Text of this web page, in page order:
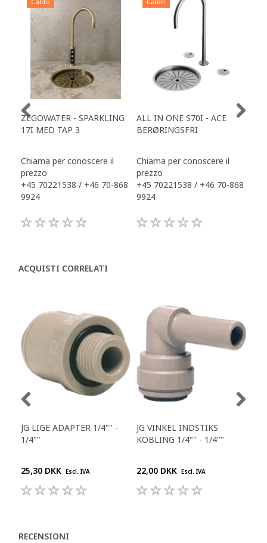
ZEGOWATER - SPARKLING
17I MED TAP 3
Chiama per conoscere il
prezzo
+45 70221538 / +46 70-868
9924
ALL IN ONE S70I - ACE
BERØRINGSFRI
Chiama per conoscere il
prezzo
+45 70221538 / +46 70-868
9924
ACQUISTI CORRELATI
JG LIGE ADAPTER 1/4"" -
1/4""
25,30 DKK Escl. IVA
JG VINKEL INDSTIKS
KOBLING 1/4"" - 1/4""
22,00 DKK Escl. IVA
RECENSIONI